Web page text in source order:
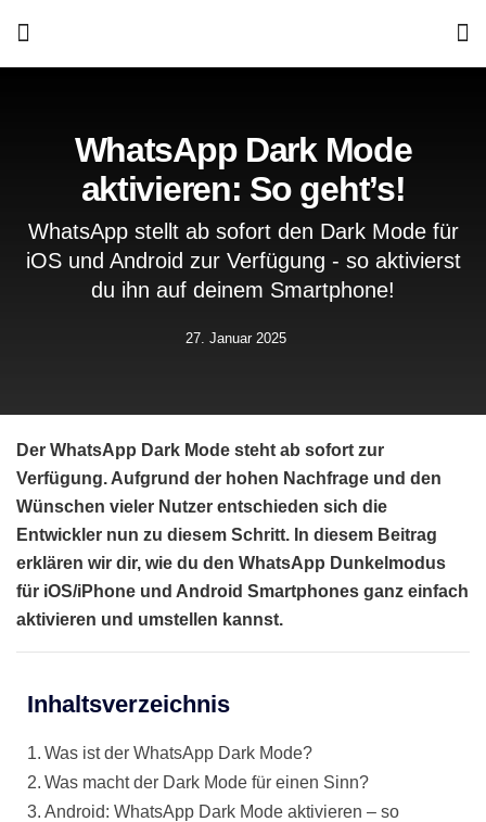
WhatsApp Dark Mode
aktivieren: So geht’s!
WhatsApp stellt ab sofort den Dark Mode für
iOS und Android zur Verfügung - so aktivierst
du ihn auf deinem Smartphone!
27. Januar 2025
Der WhatsApp Dark Mode steht ab sofort zur
Verfügung. Aufgrund der hohen Nachfrage und den
Wünschen vieler Nutzer entschieden sich die
Entwickler nun zu diesem Schritt. In diesem Beitrag
erklären wir dir, wie du den WhatsApp Dunkelmodus
für iOS/iPhone und Android Smartphones ganz einfach
aktivieren und umstellen kannst.
Inhaltsverzeichnis
Was ist der WhatsApp Dark Mode?
Was macht der Dark Mode für einen Sinn?
Android: WhatsApp Dark Mode aktivieren – so